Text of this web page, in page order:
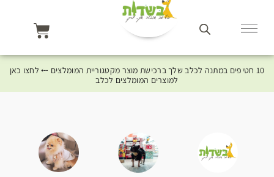
10 חטיפים במתנה לכלב שלך ברכישת מוצר מקטגוריית המומלצים ⤎ לחצו כאן
למוצרים המומלצים לכלב